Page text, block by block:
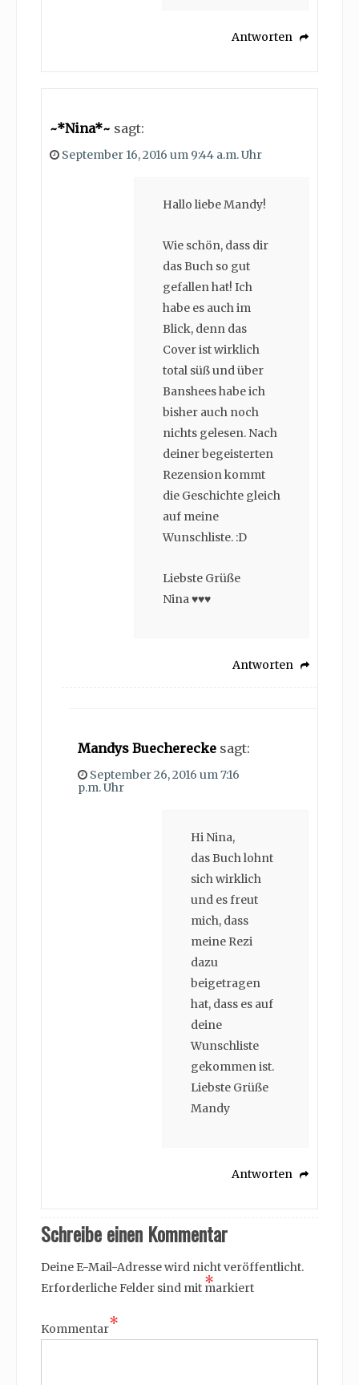
Antworten
~*Nina*~ sagt:
September 16, 2016 um 9:44 a.m. Uhr
Hallo liebe Mandy!
Wie schön, dass dir
das Buch so gut
gefallen hat! Ich
habe es auch im
Blick, denn das
Cover ist wirklich
total süß und über
Banshees habe ich
bisher auch noch
nichts gelesen. Nach
deiner begeisterten
Rezension kommt
die Geschichte gleich
auf meine
Wunschliste. :D
Liebste Grüße
Nina ♥♥♥
Antworten
Mandys Buecherecke sagt:
September 26, 2016 um 7:16
p.m. Uhr
Hi Nina,
das Buch lohnt
sich wirklich
und es freut
mich, dass
meine Rezi
dazu
beigetragen
hat, dass es auf
deine
Wunschliste
gekommen ist.
Liebste Grüße
Mandy
Antworten
Schreibe einen Kommentar
Deine E-Mail-Adresse wird nicht veröffentlicht.
Erforderliche Felder sind mit *
markiert
Kommentar*